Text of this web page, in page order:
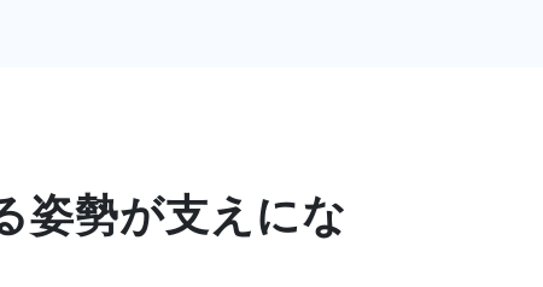
姿勢が支えにな